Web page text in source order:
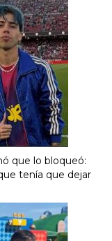
que lo bloqueó:
tenía que dejar